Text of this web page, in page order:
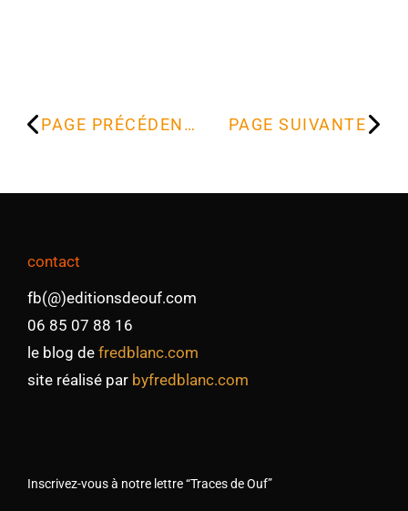
PAGE PRÉCÉDENTE PAGE SUIVANTE
contact
fb(@)editionsdeouf.com
06 85 07 88 16
le blog de fredblanc.com
site réalisé par byfredblanc.com
Inscrivez-vous à notre lettre “Traces de Ouf”